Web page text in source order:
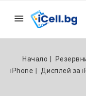
Начало
iPhone
Дисплей за